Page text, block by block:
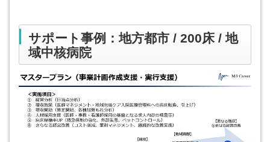
サポート事例：地方都市 / 200床 / 地
域中核病院